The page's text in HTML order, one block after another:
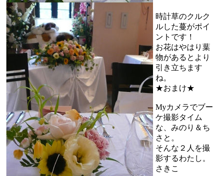
時計草のクルク
ルした蔓がポイ
ントです！
お花はやはり葉
物があるとより
引き立ちます
ね。
★おまけ★
Myカメラでブー
ケ撮影タイム
な、みのり＆ち
さと。
そんな２人を撮
影するわたし。
さきこ